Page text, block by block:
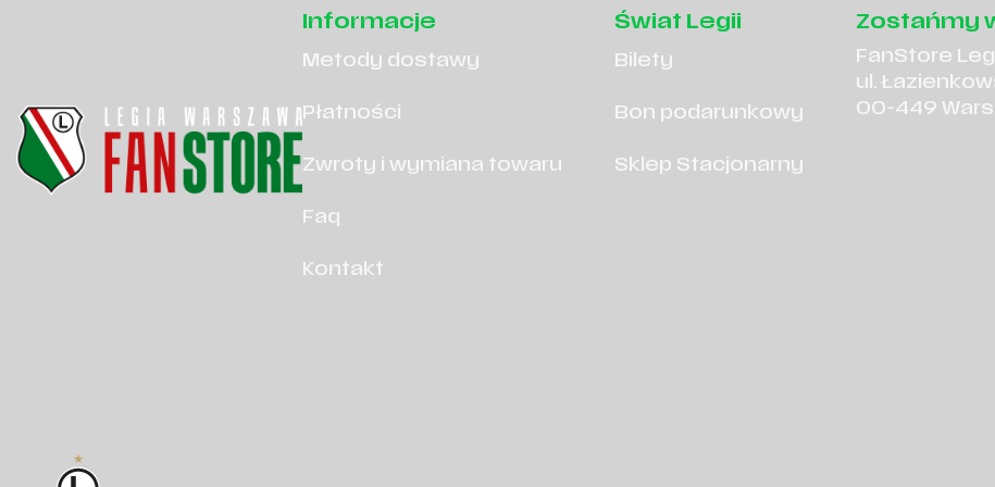
Informacje
Metody dostawy
Płatności
Zwroty i wymiana towaru
Faq
Kontakt
Świat Legii
Bilety
Bon podarunkowy
Sklep Stacjonarny
Zostańmy
FanStore
ul.
00-449